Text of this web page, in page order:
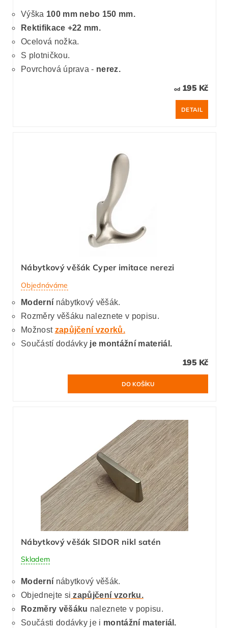
Výška 100 mm nebo 150 mm.
Rektifikace +22 mm.
Ocelová nožka.
S plotničkou.
Povrchová úprava - nerez.
od195 Kč
DETAIL
Nábytkový věšák Cyper imitace nerezi
Objednáváme
Moderní nábytkový věšák.
Rozměry věšáku naleznete v popisu.
Možnost zapůjčení vzorků.
Součástí dodávky je montážní materiál.
195 Kč
Nábytkový věšák SIDOR nikl satén
Skladem
Moderní nábytkový věšák.
Objednejte si zapůjčení vzorku.
Rozměry věšáku naleznete v popisu.
Součásti dodávky je i montážní materiál.